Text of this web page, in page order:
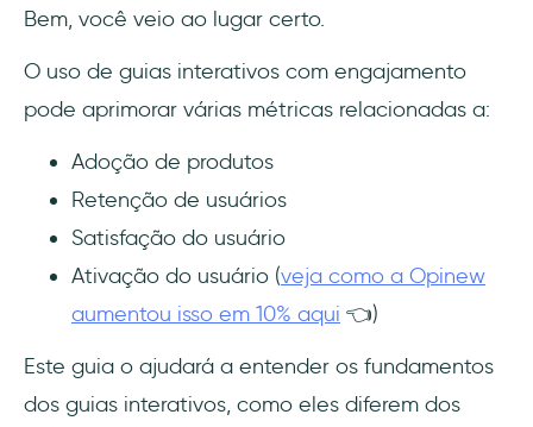
3- Guias interativos em vídeo
Seção de recapitulação
Como escolher entre esses três?
Guias interativos vs Tutoriais tradicionais
Boas práticas para a criação de guias
interativos eficazes
1- Foque no uso, não no seu produto
Bem, você veio ao lugar certo.
O uso de guias interativos com engajamento
pode aprimorar várias métricas relacionadas a:
Adoção de produtos
Retenção de usuários
Satisfação do usuário
Ativação do usuário (veja como a Opinew
aumentou isso em 10% aqui 👈)
Este guia o ajudará a entender os fundamentos
dos guias interativos, como eles diferem dos